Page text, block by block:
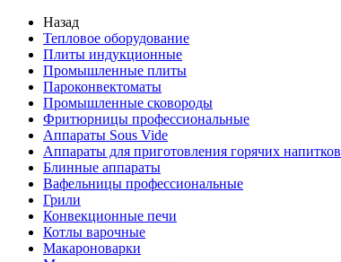
Назад
Тепловое оборудование
Плиты индукционные
Промышленные плиты
Пароконвектоматы
Промышленные сковороды
Фритюрницы профессиональные
Аппараты Sous Vide
Аппараты для приготовления горячих напитков
Блинные аппараты
Вафельницы профессиональные
Грили
Конвекционные печи
Котлы варочные
Макароноварки